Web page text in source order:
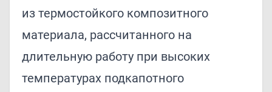
из термостойкого композитного
материала, рассчитанного на
длительную работу при высоких
температурах подкапотного